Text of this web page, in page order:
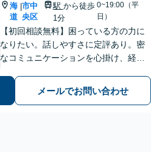
海
道
|市中
央区
駅 から徒歩
1分
0~19:00（平
日）
【初回相談無料】困っている方の力に
なりたい。話しやすさに定評あり。密
なコミュニケーションを心掛け、経験
応！ぜひリラックスしてラフな格好で
ご相談にいらしてください【夜間・休
メールでお問い合わせ